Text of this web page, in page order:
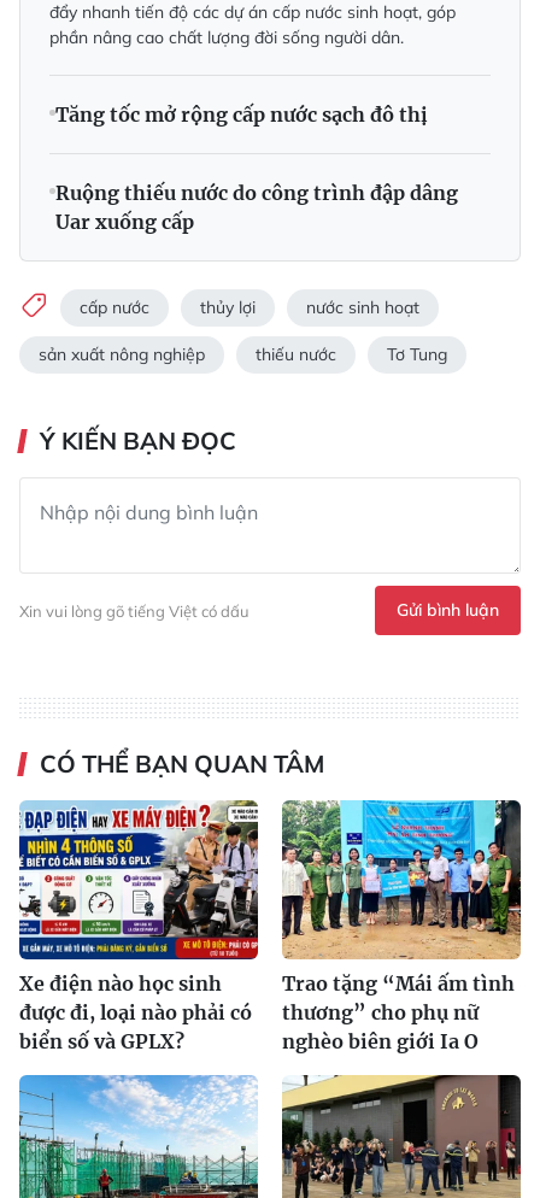
đẩy nhanh tiến độ các dự án cấp nước sinh hoạt, góp
phần nâng cao chất lượng đời sống người dân.
Tăng tốc mở rộng cấp nước sạch đô thị
Ruộng thiếu nước do công trình đập dâng
Uar xuống cấp
cấp nước thủy lợi nước sinh hoạt
sản xuất nông nghiệp thiếu nước Tơ Tung
Ý KIẾN BẠN ĐỌC
Xin vui lòng gõ tiếng Việt có dấu Gửi bình luận
CÓ THỂ BẠN QUAN TÂM
Xe điện nào học sinh
được đi, loại nào phải có
biển số và GPLX?
Trao tặng “Mái ấm tình
thương” cho phụ nữ
nghèo biên giới Ia O